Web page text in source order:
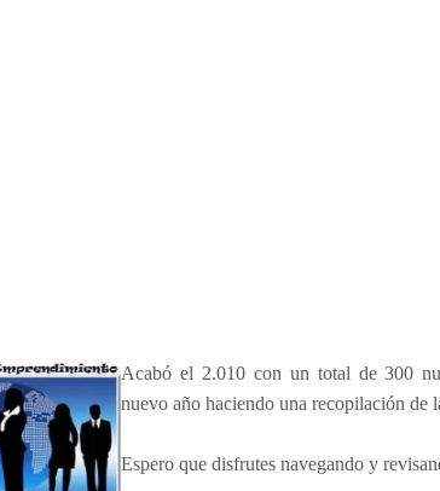
Acabó el 2.010 con un total de 300
nuevo año haciendo una recopilación de
Espero que disfrutes navegando y